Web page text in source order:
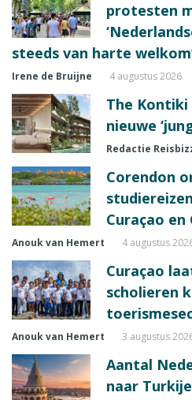
protesten
steeds van harte
Irene de Bruijne 4 augustus 2026
The Kontiki
nieuwe
Redactie
Corendon
Curaçao en
Anouk van Hemert 4 augustus
Curaçao
scholieren
Anouk van Hemert 3 augustus
Aantal
naar